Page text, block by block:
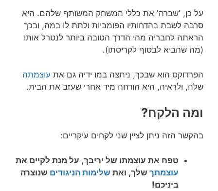
על כן, 'שברה' את כללי המשחק המשותף שלהם. היא
סרבה לשבת בהדחותיו הפומביות ולתת לו במה, ובכך
הראתה לחבריה מהי הדרך הטובה ביותר לנטרל אותו
(מה שהביא לבסוף לקריסתו).
הפרדוקס הוא שבכך, ניתצה במו ידיה גם את עוצמתה
שלה, ולראיה, היא הודחה מיד אחרי שעזב את הבית.
ומה הלקח?
בהקשר הזה ניתן לציין שני לקחים עיקריים:
טפח את עוצמתו של יריבך, על מנת לקיים את
עוצמתך שלך, ואת שלימות הניגודים שנוצרה
ביניכם!